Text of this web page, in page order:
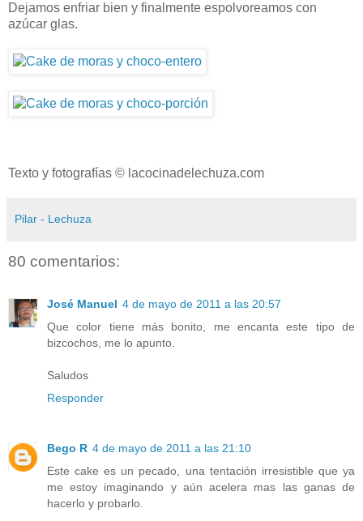
Dejamos enfriar bien y finalmente espolvoreamos con
azúcar glas.
Texto y fotografías © lacocinadelechuza.com
Pilar - Lechuza
80 comentarios:
José Manuel 4 de mayo de 2011 a las 20:57
Que color tiene más bonito, me encanta este tipo de
bizcochos, me lo apunto.
Saludos
Responder
Bego R 4 de mayo de 2011 a las 21:10
Este cake es un pecado, una tentación irresistible que ya
me estoy imaginando y aún acelera mas las ganas de
hacerlo y probarlo.